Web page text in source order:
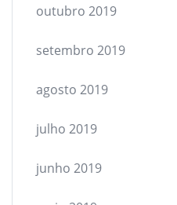
outubro 2019
setembro 2019
agosto 2019
julho 2019
junho 2019